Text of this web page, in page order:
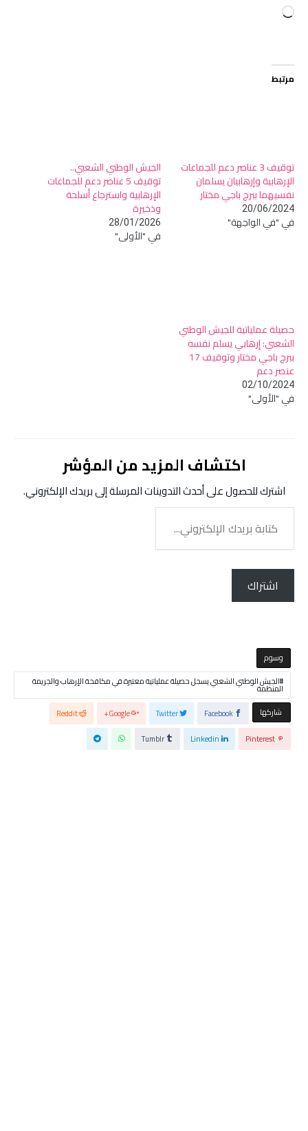
جاري
مرتبط
توقيف 3 عناصر دعم للجماعات
الإرهابية وإرهابيان يسلمان
نفسيهما ببرج باجي مختار
20/06/2024
في "في الواجهة"
الجيش الوطني الشعبي..
توقيف 5 عناصر دعم للجماعات
الإرهابية واسترجاع أسلحة
وذخيرة
28/01/2026
في "الأولى"
حصيلة عملياتية للجيش الوطني
الشعبي: إرهابي يسلم نفسه
ببرج باجي مختار وتوقيف 17
عنصر دعم
02/10/2024
في "الأولى"
اكتشاف المزيد من المؤشر
اشترك للحصول على أحدث التدوينات المرسلة إلى بريدك الإلكتروني.
بريدك
الإلكتروني...
اشتراك
‫‫‫‫وسوم‬
الجيش الوطني الشعبي يسجل حصيلة عملياتية معتبرة في مكافحة الإرهاب والجريمة
المنظمة
‫‫ شاركها‬
Facebook
Twitter
Google+
Reddit
Pinterest
Linkedin
Tumblr